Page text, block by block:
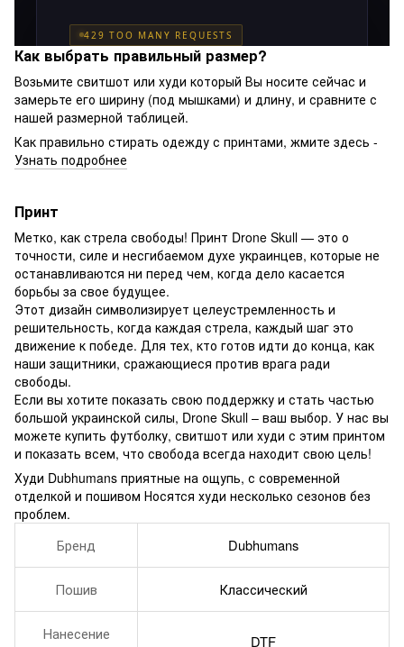
Как выбрать правильный размер?
Возьмите свитшот или худи который Вы носите сейчас и
замерьте его ширину (под мышками) и длину, и сравните с
нашей размерной таблицей.
Как правильно стирать одежду с принтами, жмите здесь -
Узнать подробнее
Принт
Метко, как стрела свободы! Принт Drone Skull — это о
точности, силе и несгибаемом духе украинцев, которые не
останавливаются ни перед чем, когда дело касается
борьбы за свое будущее.
Этот дизайн символизирует целеустремленность и
решительность, когда каждая стрела, каждый шаг это
движение к победе. Для тех, кто готов идти до конца, как
наши защитники, сражающиеся против врага ради
свободы.
Если вы хотите показать свою поддержку и стать частью
большой украинской силы, Drone Skull – ваш выбор. У нас вы
можете купить футболку, свитшот или худи с этим принтом
и показать всем, что свобода всегда находит свою цель!
Худи Dubhumans приятные на ощупь, с современной
отделкой и пошивом Носятся худи несколько сезонов без
проблем.
Бренд Dubhumans
Пошив Классический
Нанесение
DTF